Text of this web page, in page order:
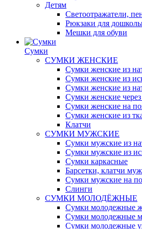
Детям
Светоотражатели,
Рюкзаки для
Мешки для обуви
Сумки
СУМКИ ЖЕНСКИЕ
Сумки женские из
Сумки женские из
Сумки женские из
Сумки женские
Сумки женские на
Сумки женские из
Клатчи
СУМКИ МУЖСКИЕ
Сумки мужские из
Сумки мужские из
Сумки каркасные
Барсетки, клатчи
Сумки мужские на
Слинги
СУМКИ МОЛОДЁЖНЫЕ
Сумки молодежные
Сумки молодежные
Сумки молодежные